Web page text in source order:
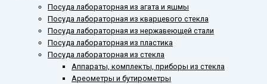
Посуда лабораторная из агата и яшмы
Посуда лабораторная из кварцевого стекла
Посуда лабораторная из нержавеющей стали
Посуда лабораторная из пластика
Посуда лабораторная из стекла
Аппараты, комплекты, приборы из стекла
Ареометры и бутирометры